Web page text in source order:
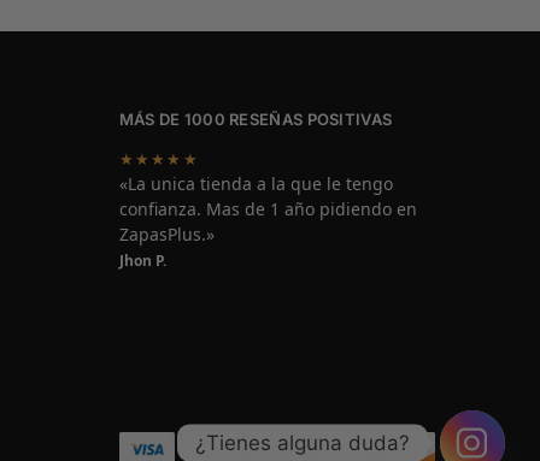
MÁS DE 1000 RESEÑAS POSITIVAS
★★★★★
«La unica tienda a la que le tengo
confianza. Mas de 1 año pidiendo en
ZapasPlus.»
Jhon P.
¿Tienes alguna duda?